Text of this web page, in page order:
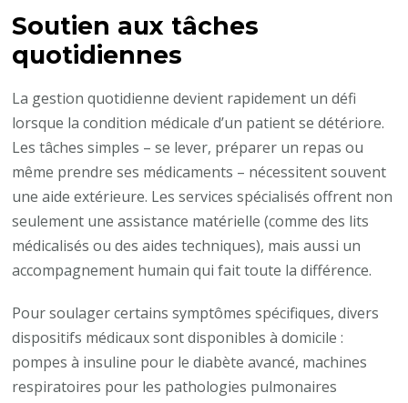
Soutien aux tâches
quotidiennes
La gestion quotidienne devient rapidement un défi
lorsque la condition médicale d’un patient se détériore.
Les tâches simples – se lever, préparer un repas ou
même prendre ses médicaments – nécessitent souvent
une aide extérieure. Les services spécialisés offrent non
seulement une assistance matérielle (comme des lits
médicalisés ou des aides techniques), mais aussi un
accompagnement humain qui fait toute la différence.
Pour soulager certains symptômes spécifiques, divers
dispositifs médicaux sont disponibles à domicile :
pompes à insuline pour le diabète avancé, machines
respiratoires pour les pathologies pulmonaires